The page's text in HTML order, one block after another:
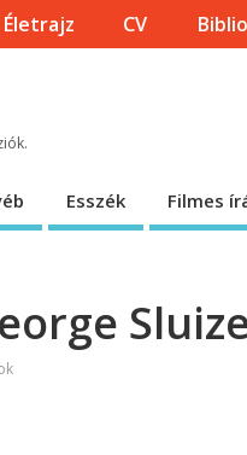
Életrajz CV
Esszék Filmes